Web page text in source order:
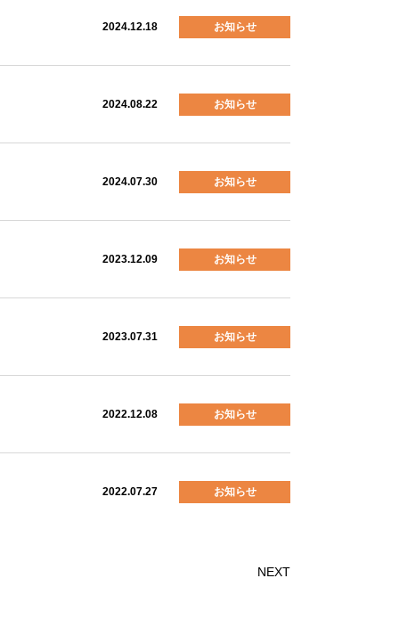
2024.12.18 お知らせ
2024.08.22 お知らせ
2024.07.30 お知らせ
2023.12.09 お知らせ
2023.07.31 お知らせ
2022.12.08 お知らせ
2022.07.27 お知らせ
NEXT